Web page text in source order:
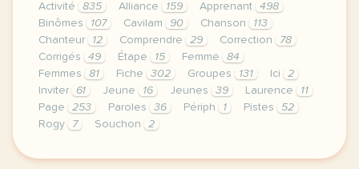
Activité 835 Alliance 159 Apprenant
498
Binômes
107 Cavilam 90 Chanson
113
Chanteur
12 Comprendre 29 Correction
78
Corrigés
49 Étape 15 Femme
84
Femmes
81 Fiche 302 Groupes 131 Ici
2
Inviter
61 Jeune 16 Jeunes 39 Laurence
11
Page
253 Paroles 36 Périph 1 Pistes
52
Rogy
7 Souchon 2
le respect de votre vie privee est une priorite